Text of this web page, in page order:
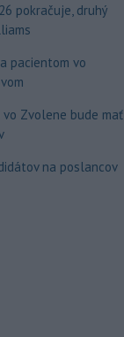
pokračuje, druhý
pacientom vo
Zvolene bude mať
na poslancov